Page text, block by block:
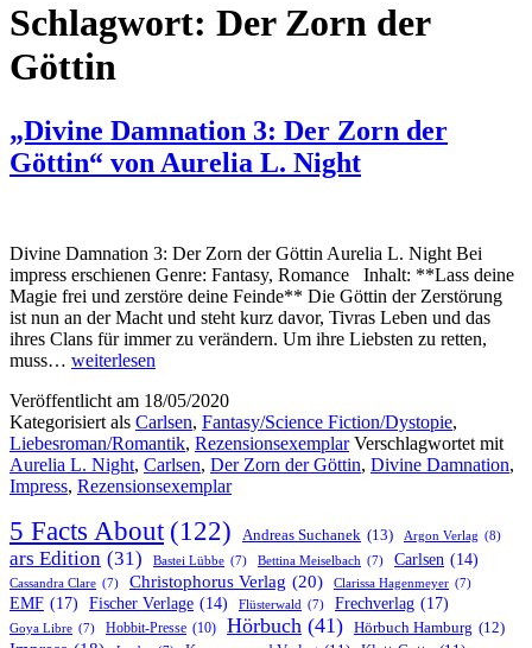
Schlagwort: Der Zorn der
Göttin
„Divine Damnation 3: Der Zorn der
Göttin“ von Aurelia L. Night
Divine Damnation 3: Der Zorn der Göttin Aurelia L. Night Bei
impress erschienen Genre: Fantasy, Romance Inhalt: **Lass deine
Magie frei und zerstöre deine Feinde** Die Göttin der Zerstörung
ist nun an der Macht und steht kurz davor, Tivras Leben und das
ihres Clans für immer zu verändern. Um ihre Liebsten zu retten,
muss… „Divine
3:
Der
Zorn
der
Göttin“
Aurelia
L.
Night
weiterlesen
Veröffentlicht am 18/05/2020
Kategorisiert als Carlsen, Fantasy/Science Fiction/Dystopie,
Liebesroman/Romantik, Rezensionsexemplar Verschlagwortet mit
Aurelia L. Night, Carlsen, Der Zorn der Göttin, Divine Damnation,
Impress, Rezensionsexemplar
5 Facts About (122) Andreas Suchanek (13) Argon Verlag (8)
ars Edition (31) Bastei Lübbe (7) Bettina Meiselbach (7) Carlsen (14)
Cassandra Clare (7) Christophorus Verlag (20) Clarissa Hagenmeyer (7)
EMF (17) Fischer Verlage (14) Flüsterwald (7) Frechverlag (17)
Goya Libre (7) Hobbit-Presse (10) Hörbuch (41) Hörbuch Hamburg (12)